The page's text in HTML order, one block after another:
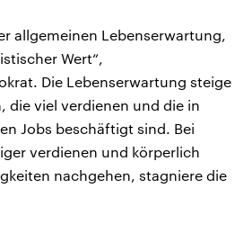
allgemeinen Lebenserwartung,
Wert“,
Die Lebenserwartung steige
die viel verdienen und die in
Jobs beschäftigt sind. Bei
verdienen und körperlich
nachgehen, stagniere die